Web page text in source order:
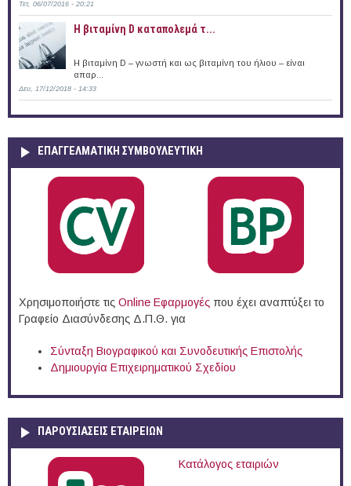
Τετ, 06/07/2016 - 20:21
Η βιταμίνη D καταπολεμά τ...
Η βιταμίνη D – γνωστή και ως βιταμίνη του ήλιου – είναι
απαρ...
Δευ, 17/12/2018 - 14:33
ΕΠΑΓΓΕΛΜΑΤΙΚΉ ΣΥΜΒΟΥΛΕΥΤΙΚΉ
Χρησιμοποιήστε τις Online Eφαρμογές που έχει αναπτύξει το
Γραφείο Διασύνδεσης Δ.Π.Θ. για
Σύνταξη Βιογραφικού και Συνοδευτικής Επιστολής
Δημιουργία Επιχειρηματικού Σχεδίου
ΠΑΡΟΥΣΙΆΣΕΙΣ ΕΤΑΙΡΕΙΏΝ
Κατάλογος εταιριών